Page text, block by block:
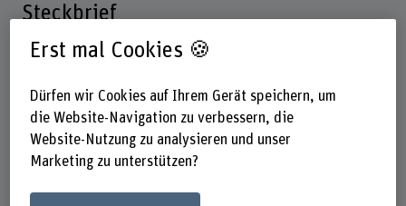
Steckbrief
Erst mal Cookies 🍪
Dürfen wir Cookies auf Ihrem Gerät speichern, um
die Website-Navigation zu verbessern, die
Website-Nutzung zu analysieren und unser
Marketing zu unterstützen?